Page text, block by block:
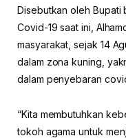
Disebutkan oleh Bupati
Covid-19 saat ini,
masyarakat, sejak 14
dalam zona kuning,
dalam penyebaran
“Kita membutuhkan
tokoh agama untuk